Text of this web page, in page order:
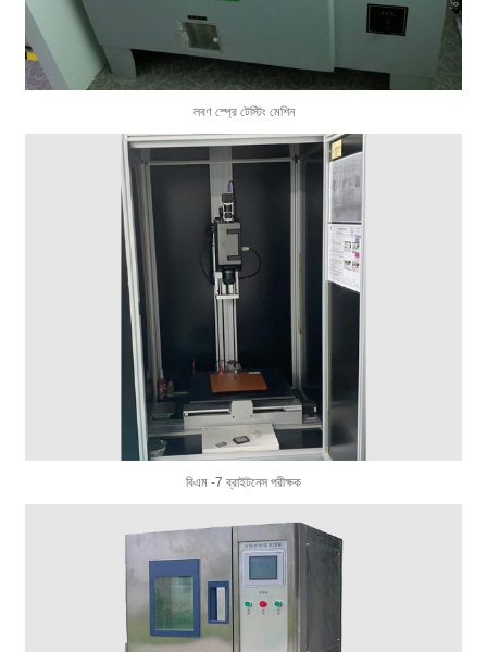
লবণ স্প্রে টেস্টিং মেশিন
বিএম -7 ব্রাইটনেস পরীক্ষক